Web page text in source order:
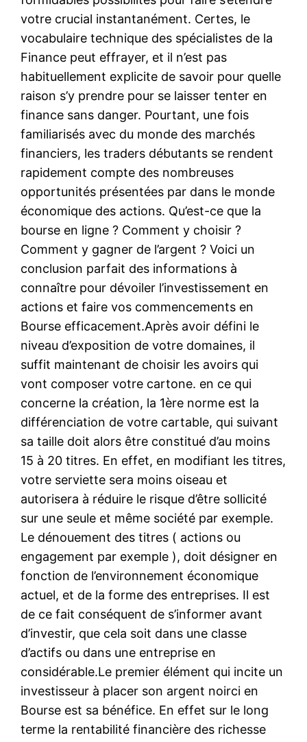
votre crucial instantanément. Certes, le
vocabulaire technique des spécialistes de la
Finance peut effrayer, et il n’est pas
habituellement explicite de savoir pour quelle
raison s’y prendre pour se laisser tenter en
finance sans danger. Pourtant, une fois
familiarisés avec du monde des marchés
financiers, les traders débutants se rendent
rapidement compte des nombreuses
opportunités présentées par dans le monde
économique des actions. Qu’est-ce que la
bourse en ligne ? Comment y choisir ?
Comment y gagner de l’argent ? Voici un
conclusion parfait des informations à
connaître pour dévoiler l’investissement en
actions et faire vos commencements en
Bourse efficacement.Après avoir défini le
niveau d’exposition de votre domaines, il
suffit maintenant de choisir les avoirs qui
vont composer votre cartone. en ce qui
concerne la création, la 1ère norme est la
différenciation de votre cartable, qui suivant
sa taille doit alors être constitué d’au moins
15 à 20 titres. En effet, en modifiant les titres,
votre serviette sera moins oiseau et
autorisera à réduire le risque d’être sollicité
sur une seule et même société par exemple.
Le dénouement des titres ( actions ou
engagement par exemple ), doit désigner en
fonction de l’environnement économique
actuel, et de la forme des entreprises. Il est
de ce fait conséquent de s’informer avant
d’investir, que cela soit dans une classe
d’actifs ou dans une entreprise en
considérable.Le premier élément qui incite un
investisseur à placer son argent noirci en
Bourse est sa bénéfice. En effet sur le long
terme la rentabilité financière des richesse